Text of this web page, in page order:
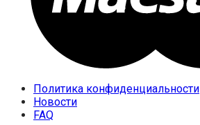
Политика конфиденциальности
Новости
FAQ